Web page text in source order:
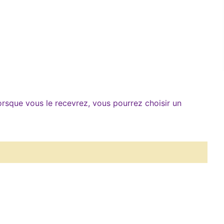
vous le recevrez, vous pourrez choisir un